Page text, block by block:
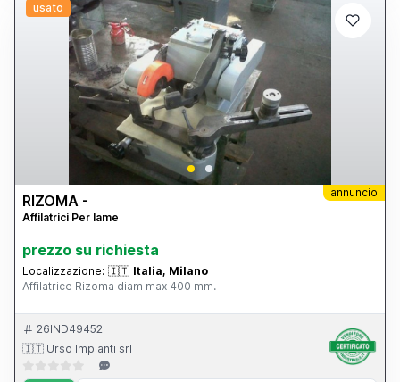
usato
annuncio
RIZOMA -
Affilatrici Per lame
prezzo su richiesta
Localizzazione: 🇮🇹 Italia, Milano
Affilatrice Rizoma diam max 400 mm.
26IND49452
🇮🇹 Urso Impianti srl